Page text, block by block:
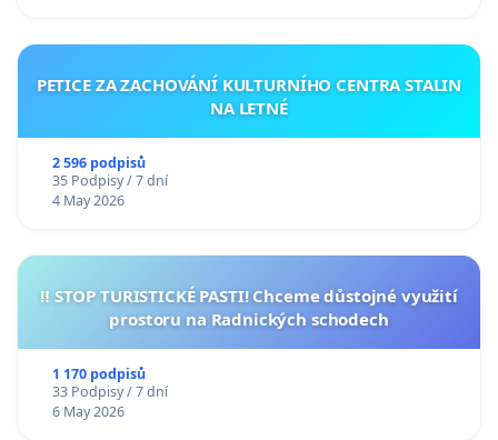
PETICE ZA ZACHOVÁNÍ KULTURNÍHO CENTRA STALIN
NA LETNÉ
2 596 podpisů
35 Podpisy / 7 dní
4 May 2026
‼️ STOP TURISTICKÉ PASTI! Chceme důstojné využití
prostoru na Radnických schodech
1 170 podpisů
33 Podpisy / 7 dní
6 May 2026